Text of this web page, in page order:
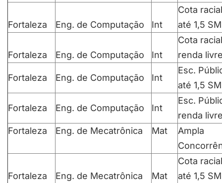
Fortaleza Eng. de Computação Int
Cota racial
até 1,5 SM
Fortaleza Eng. de Computação Int
Cota racial
renda
Fortaleza Eng. de Computação Int
Esc.
até 1,5 SM
Fortaleza Eng. de Computação Int
Esc.
renda
Fortaleza
Eng. de Mecatrônica Mat
Ampla
Fortaleza Eng. de Mecatrônica Mat
Cota racial
até 1,5 SM